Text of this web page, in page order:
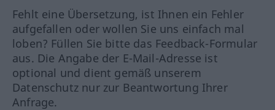
Fehlt eine Übersetzung, ist Ihnen ein Fehler
aufgefallen oder wollen Sie uns einfach mal
loben? Füllen Sie bitte das Feedback-Formular
aus. Die Angabe der E-Mail-Adresse ist
optional und dient gemäß unserem
Datenschutz nur zur Beantwortung Ihrer
Anfrage.